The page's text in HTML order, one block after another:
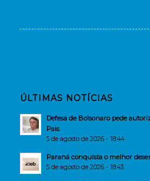
ÚLTIMAS NOTÍCIAS
Defesa de Bolsonaro pede
Pais
5 de agosto de 2026 - 18:44
Paraná conquista o melhor
5 de agosto de 2026 - 18:43